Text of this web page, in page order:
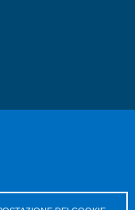
Laboratori Didattici